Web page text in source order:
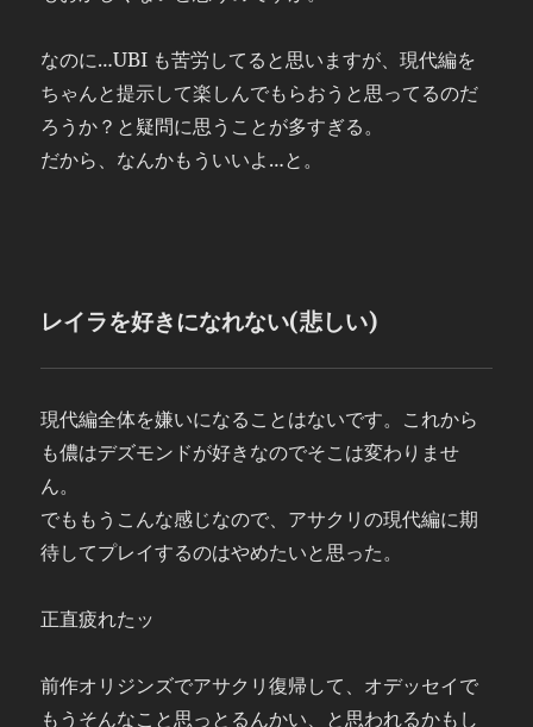
なのに…UBI も苦労してると思いますが、現代編を
ちゃんと提示して楽しんでもらおうと思ってるのだ
ろうか？と疑問に思うことが多すぎる。
だから、なんかもういいよ…と。
レイラを好きになれない(悲しい)
現代編全体を嫌いになることはないです。これから
も儂はデズモンドが好きなのでそこは変わりませ
ん。
でももうこんな感じなので、アサクリの現代編に期
待してプレイするのはやめたいと思った。
正直疲れたッ
前作オリジンズでアサクリ復帰して、オデッセイで
もうそんなこと思っとるんかい、と思われるかもし